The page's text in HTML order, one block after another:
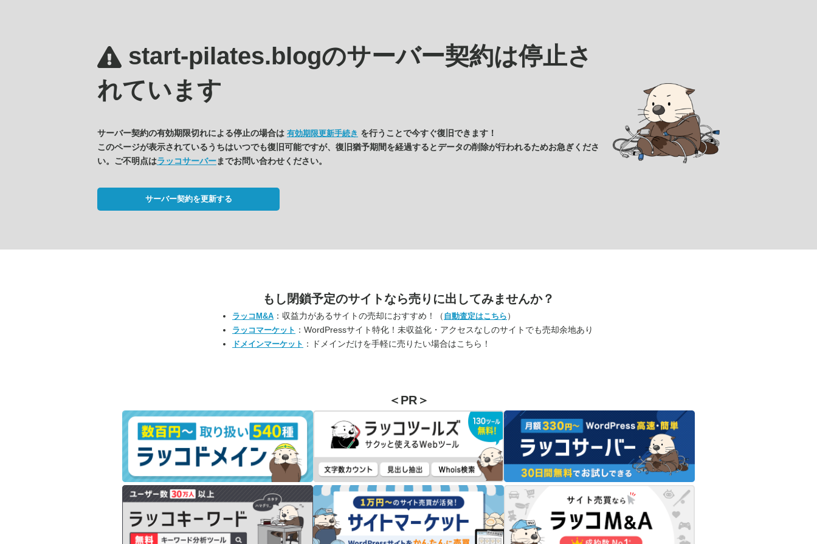
start-pilates.blogのサーバー契約は停止さ
れています
サーバー契約の有効期限切れによる停止の場合は 有効期限更新手続き を行うことで今すぐ復旧できます！
このページが表示されているうちはいつでも復旧可能ですが、復旧猶予期間を経過するとデータの削除が行われるためお急ぎくださ
い。ご不明点はラッコサーバーまでお問い合わせください。
サーバー契約を更新する
もし閉鎖予定のサイトなら売りに出してみませんか？
ラッコM&A ：収益力があるサイトの売却におすすめ！（ 自動査定はこちら ）
ラッコマーケット ：WordPressサイト特化！未収益化・アクセスなしのサイトでも売却余地あり
ドメインマーケット ：ドメインだけを手軽に売りたい場合はこちら！
＜PR＞